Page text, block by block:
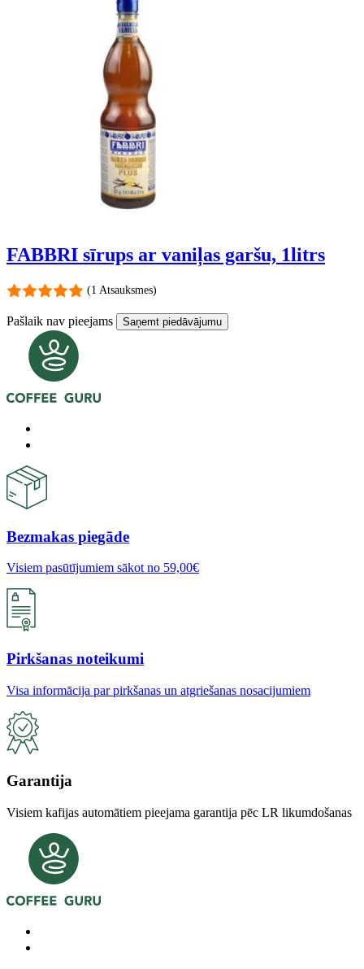
FABBRI sīrups ar vaniļas garšu, 1litrs
(1 Atsauksmes)
Pašlaik nav pieejams Saņemt piedāvājumu
Bezmakas piegāde
Visiem pasūtījumiem sākot no 59,00€
Pirkšanas noteikumi
Visa informācija par pirkšanas un atgriešanas nosacijumiem
Garantija
Visiem kafijas automātiem pieejama garantija pēc LR likumdošanas